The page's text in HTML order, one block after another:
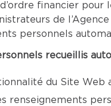
financier
de
personnels
recueillis
du Site Web
renseignements